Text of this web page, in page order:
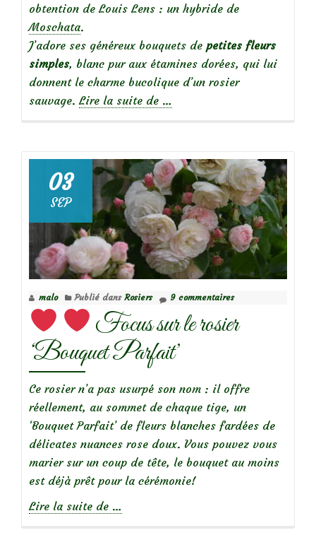
obtention de Louis Lens : un hybride de
Moschata.
J’adore ses généreux bouquets de petites fleurs
simples, blanc pur aux étamines dorées, qui lui
donnent le charme bucolique d’un rosier
sauvage. Lire la suite de
Focus
sur
le
rosier
White
Magic
…
03
SEP
malo Publié dans Rosiers 9 commentaires
Focus sur le rosier
‘Bouquet Parfait’
Ce rosier n’a pas usurpé son nom : il offre
réellement, au sommet de chaque tige, un
‘Bouquet Parfait’ de fleurs blanches fardées de
délicates nuances rose doux. Vous pouvez vous
marier sur un coup de tête, le bouquet au moins
est déjà prêt pour la cérémonie!
Lire la suite de …